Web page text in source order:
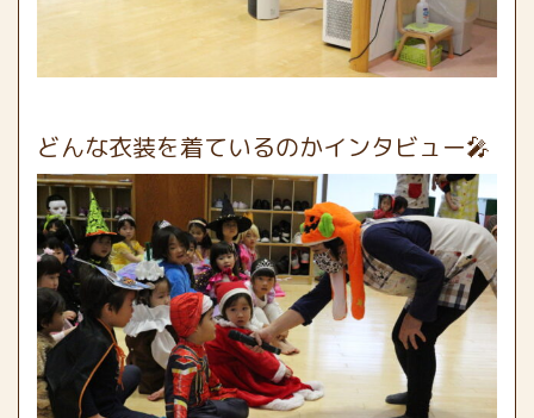
どんな衣装を着ているのかインタビュー🎤